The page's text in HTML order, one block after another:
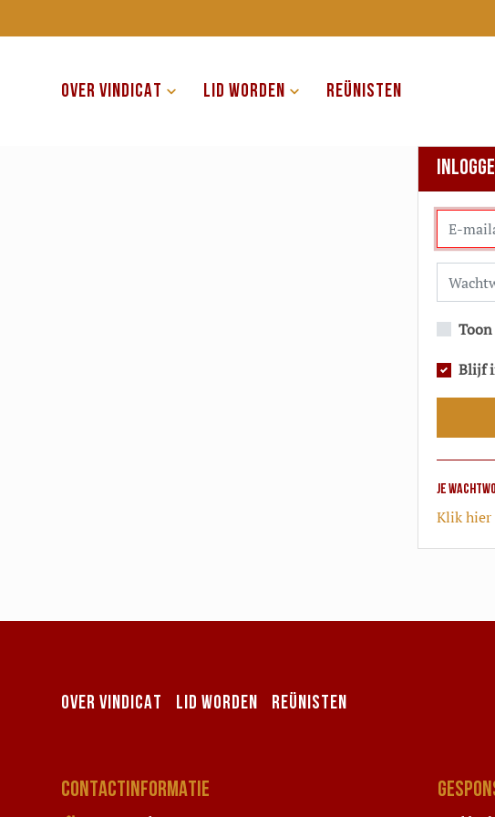
OVER VINDICAT LID WORDEN REÜNISTEN
Blijf
Je
Klik hier
OVER VINDICAT LID WORDEN REÜNISTEN
CONTACTINFORMATIE